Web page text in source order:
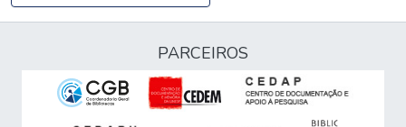
PARCEIROS